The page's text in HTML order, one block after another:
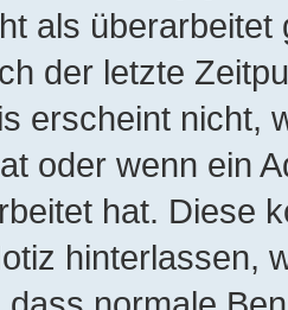
als
der letzte
erscheint nicht,
oder wenn ein
hat. Diese
hinterlassen,